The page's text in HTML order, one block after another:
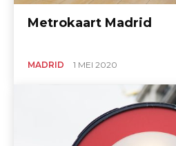
Metrokaart Madrid
MADRID 1 MEI 2020